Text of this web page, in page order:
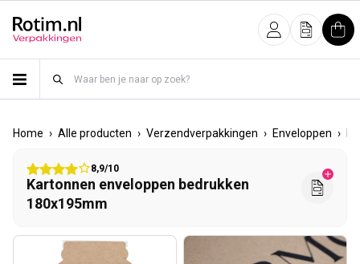
InloggenOfferte
Home › Alle producten › Verzendverpakkingen › Enveloppen ›
8,9/10
Kartonnen enveloppen bedrukken
180x195mm